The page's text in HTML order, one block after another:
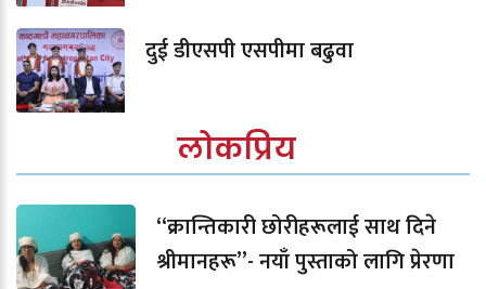
दुई डीएसपी एसपीमा बढुवा
लोकप्रिय
“क्रान्तिकारी छोरीहरूलाई साथ दिने
श्रीमानहरू”- नयाँ पुस्ताको लागि प्रेरणा